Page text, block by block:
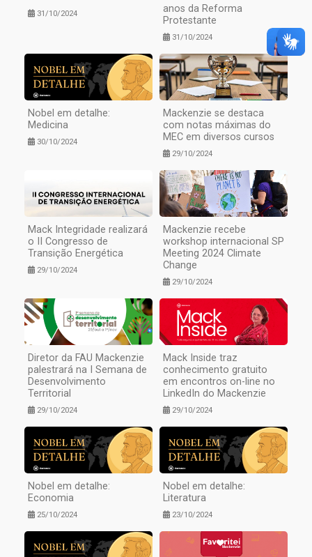
31/10/2024
anos da Reforma
Protestante
31/10/2024
Nobel em detalhe:
Medicina
30/10/2024
Mackenzie se destaca
com notas máximas do
MEC em diversos cursos
29/10/2024
Mack Integridade realizará
o II Congresso de
Transição Energética
29/10/2024
Mackenzie recebe
workshop internacional SP
Meeting 2024 Climate
Change
29/10/2024
Diretor da FAU Mackenzie
palestrará na I Semana de
Desenvolvimento
Territorial
29/10/2024
Mack Inside traz
conhecimento gratuito
em encontros on-line no
LinkedIn do Mackenzie
29/10/2024
Nobel em detalhe:
Economia
25/10/2024
Nobel em detalhe:
Literatura
23/10/2024